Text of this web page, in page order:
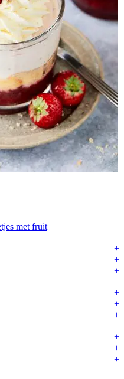
met fruit
als je alleen flespompoenen
iets aan deze video.
abonneren.